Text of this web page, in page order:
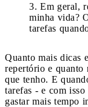
Em geral,
minha vida?
tarefas
Quanto mais dicas
repertório e quanto
que tenho. E
tarefas - e com
gastar mais tempo